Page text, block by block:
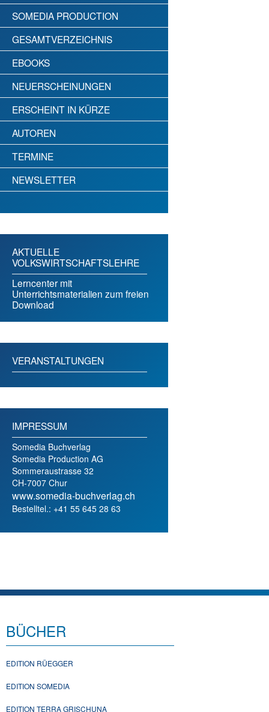
SOMEDIA PRODUCTION
GESAMTVERZEICHNIS
EBOOKS
NEUERSCHEINUNGEN
ERSCHEINT IN KÜRZE
AUTOREN
TERMINE
NEWSLETTER
AKTUELLE
VOLKSWIRTSCHAFTSLEHRE
Lerncenter mit
Unterrichtsmaterialien zum freien
Download
VERANSTALTUNGEN
IMPRESSUM
Somedia Buchverlag
Somedia Production AG
Sommeraustrasse 32
CH-7007 Chur
www.somedia-buchverlag.ch
Bestelltel.: +41 55 645 28 63
BÜCHER
EDITION RÜEGGER
EDITION SOMEDIA
EDITION TERRA GRISCHUNA